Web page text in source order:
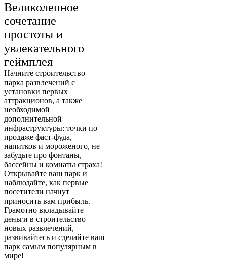
Великолепное
сочетание
простоты и
увлекательного
геймплея
Начните строительство
парка развлечений с
установки первых
аттракционов, а также
необходимой
дополнительной
инфраструктуры: точки по
продаже фаст-фуда,
напитков и мороженого, не
забудьте про фонтаны,
бассейны и комнаты страха!
Открывайте ваш парк и
наблюдайте, как первые
посетители начнут
приносить вам прибыль.
Грамотно вкладывайте
деньги в строительство
новых развлечений,
развивайтесь и сделайте ваш
парк самым популярным в
мире!